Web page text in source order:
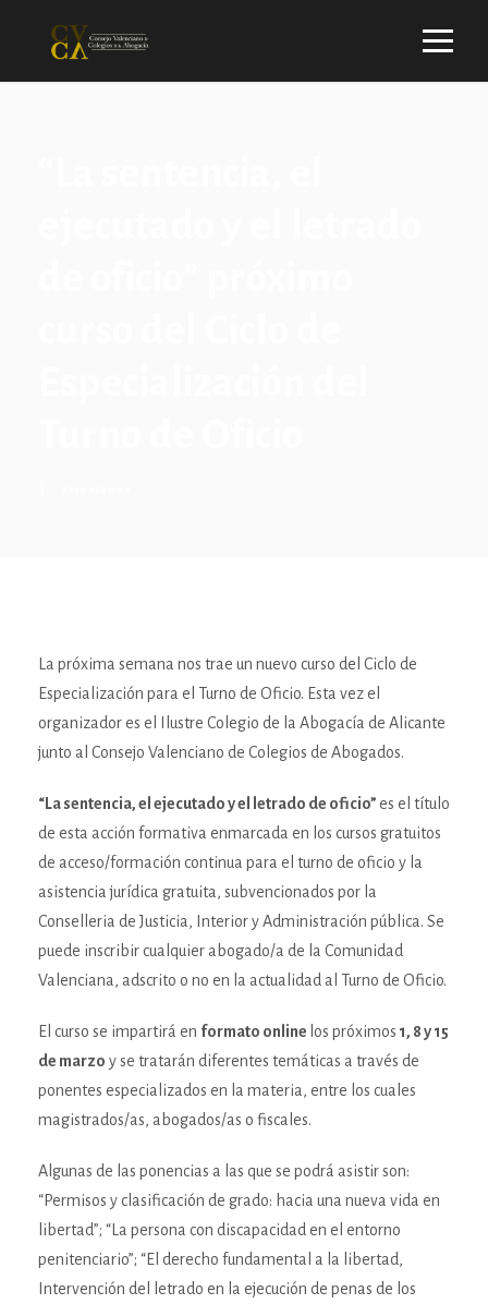
La próxima semana nos trae un nuevo curso del Ciclo de
Especialización para el Turno de Oficio. Esta vez el
organizador es el Ilustre Colegio de la Abogacía de Alicante
junto al Consejo Valenciano de Colegios de Abogados.
“La sentencia, el ejecutado y el letrado de oficio” es el título
de esta acción formativa enmarcada en los cursos gratuitos
de acceso/formación continua para el turno de oficio y la
asistencia jurídica gratuita, subvencionados por la
Conselleria de Justicia, Interior y Administración pública. Se
puede inscribir cualquier abogado/a de la Comunidad
Valenciana, adscrito o no en la actualidad al Turno de Oficio.
El curso se impartirá en formato online los próximos 1, 8 y 15
de marzo y se tratarán diferentes temáticas a través de
ponentes especializados en la materia, entre los cuales
magistrados/as, abogados/as o fiscales.
Algunas de las ponencias a las que se podrá asistir son:
“Permisos y clasificación de grado: hacia una nueva vida en
libertad”; “La persona con discapacidad en el entorno
penitenciario”; “El derecho fundamental a la libertad,
Intervención del letrado en la ejecución de penas de los